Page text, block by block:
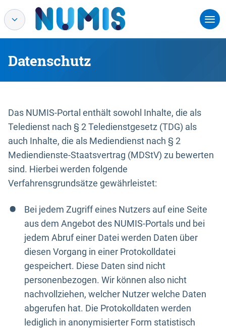
Datenschutz
Das NUMIS-Portal enthält sowohl Inhalte, die als
Teledienst nach § 2 Teledienstgesetz (TDG) als
auch Inhalte, die als Mediendienst nach § 2
Mediendienste-Staatsvertrag (MDStV) zu bewerten
sind. Hierbei werden folgende
Verfahrensgrundsätze gewährleistet:
Bei jedem Zugriff eines Nutzers auf eine Seite
aus dem Angebot des NUMIS-Portals und bei
jedem Abruf einer Datei werden Daten über
diesen Vorgang in einer Protokolldatei
gespeichert. Diese Daten sind nicht
personenbezogen. Wir können also nicht
nachvollziehen, welcher Nutzer welche Daten
abgerufen hat. Die Protokolldaten werden
lediglich in anonymisierter Form statistisch